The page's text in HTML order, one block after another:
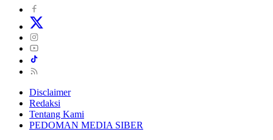
Disclaimer
Redaksi
Tentang Kami
PEDOMAN MEDIA SIBER